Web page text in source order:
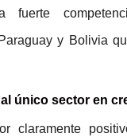
fuerte
y Bolivia
único sector en
claramente